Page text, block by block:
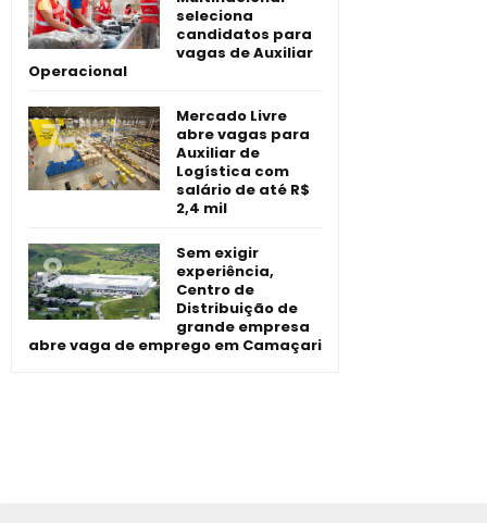
seleciona
candidatos para
vagas de Auxiliar
Operacional
Mercado Livre
abre vagas para
Auxiliar de
Logística com
salário de até R$
2,4 mil
Sem exigir
experiência,
Centro de
Distribuição de
grande empresa
abre vaga de emprego em Camaçari